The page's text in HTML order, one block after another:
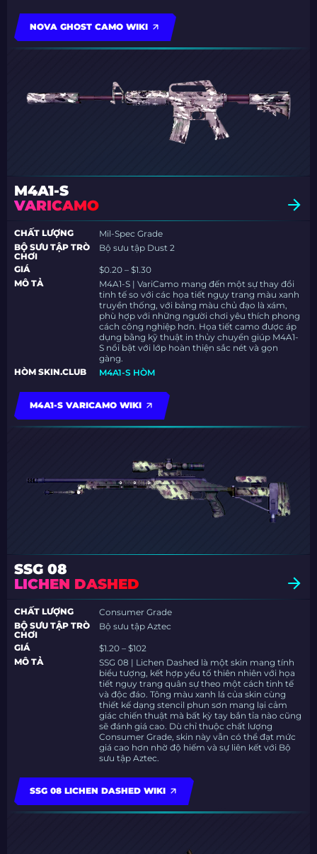
NOVA GHOST CAMO WIKI
M4A1-S
VARICAMO
CHẤT LƯỢNG
Mil-Spec Grade
BỘ SƯU TẬP TRÒ
CHƠI
Bộ sưu tập Dust 2
GIÁ
$0.20 – $1.30
MÔ TẢ
M4A1-S | VariCamo mang đến một sự thay đổi
tinh tế so với các họa tiết ngụy trang màu xanh
truyền thống, với bảng màu chủ đạo là xám,
phù hợp với những người chơi yêu thích phong
cách công nghiệp hơn. Họa tiết camo được áp
dụng bằng kỹ thuật in thủy chuyển giúp M4A1-
S nổi bật với lớp hoàn thiện sắc nét và gọn
gàng.
HÒM SKIN.CLUB
M4A1-S HÒM
M4A1-S VARICAMO WIKI
SSG 08
LICHEN DASHED
CHẤT LƯỢNG
Consumer Grade
BỘ SƯU TẬP TRÒ
CHƠI
Bộ sưu tập Aztec
GIÁ
$1.20 – $102
MÔ TẢ
SSG 08 | Lichen Dashed là một skin mang tính
biểu tượng, kết hợp yếu tố thiên nhiên với họa
tiết ngụy trang quân sự theo một cách tinh tế
và độc đáo. Tông màu xanh lá của skin cùng
thiết kế dạng stencil phun sơn mang lại cảm
giác chiến thuật mà bất kỳ tay bắn tỉa nào cũng
sẽ đánh giá cao. Dù chỉ thuộc chất lượng
Consumer Grade, skin này vẫn có thể đạt mức
giá cao hơn nhờ độ hiếm và sự liên kết với Bộ
sưu tập Aztec.
SSG 08 LICHEN DASHED WIKI